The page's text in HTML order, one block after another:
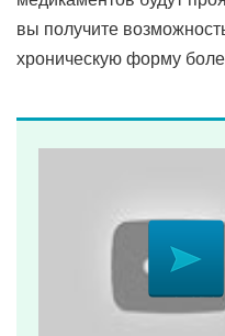
вы получите
хроническую форму